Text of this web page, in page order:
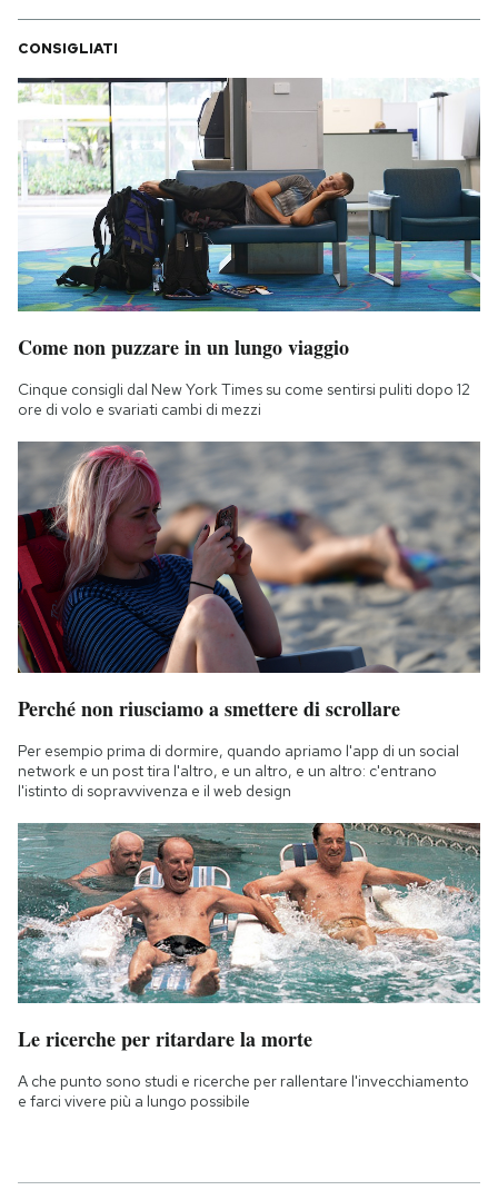
CONSIGLIATI
Come non puzzare in un lungo viaggio
Cinque consigli dal New York Times su come sentirsi puliti dopo 12
ore di volo e svariati cambi di mezzi
Perché non riusciamo a smettere di scrollare
Per esempio prima di dormire, quando apriamo l'app di un social
network e un post tira l'altro, e un altro, e un altro: c'entrano
l'istinto di sopravvivenza e il web design
Le ricerche per ritardare la morte
A che punto sono studi e ricerche per rallentare l'invecchiamento
e farci vivere più a lungo possibile